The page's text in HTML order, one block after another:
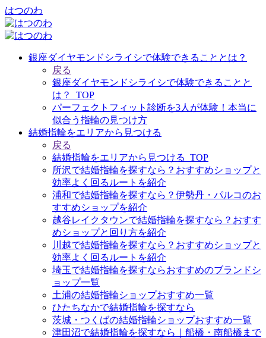
はつのわ
銀座ダイヤモンドシライシで体験できることとは？
戻る
銀座ダイヤモンドシライシで体験できることと
は？_TOP
パーフェクトフィット診断を3人が体験！本当に
似合う指輪の見つけ方
結婚指輪をエリアから見つける
戻る
結婚指輪をエリアから見つける_TOP
所沢で結婚指輪を探すなら？おすすめショップと
効率よく回るルートを紹介
浦和で結婚指輪を探すなら？伊勢丹・パルコのお
すすめショップを紹介
越谷レイクタウンで結婚指輪を探すなら？おすす
めショップと回り方を紹介
川越で結婚指輪を探すなら？おすすめショップと
効率よく回るルートを紹介
埼玉で結婚指輪を探すならおすすめのブランドシ
ョップ一覧
土浦の結婚指輪ショップおすすめ一覧
ひたちなかで結婚指輪を探すなら
茨城・つくばの結婚指輪ショップおすすめ一覧
津田沼で結婚指輪を探すなら｜船橋・南船橋まで